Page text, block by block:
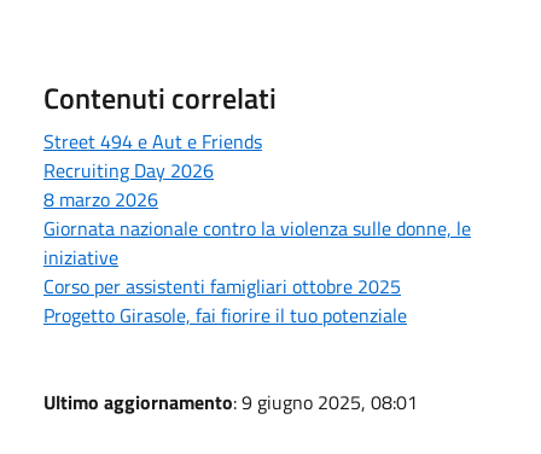
Contenuti correlati
Street 494 e Aut e Friends
Recruiting Day 2026
8 marzo 2026
Giornata nazionale contro la violenza sulle donne, le
iniziative
Corso per assistenti famigliari ottobre 2025
Progetto Girasole, fai fiorire il tuo potenziale
Ultimo aggiornamento: 9 giugno 2025, 08:01